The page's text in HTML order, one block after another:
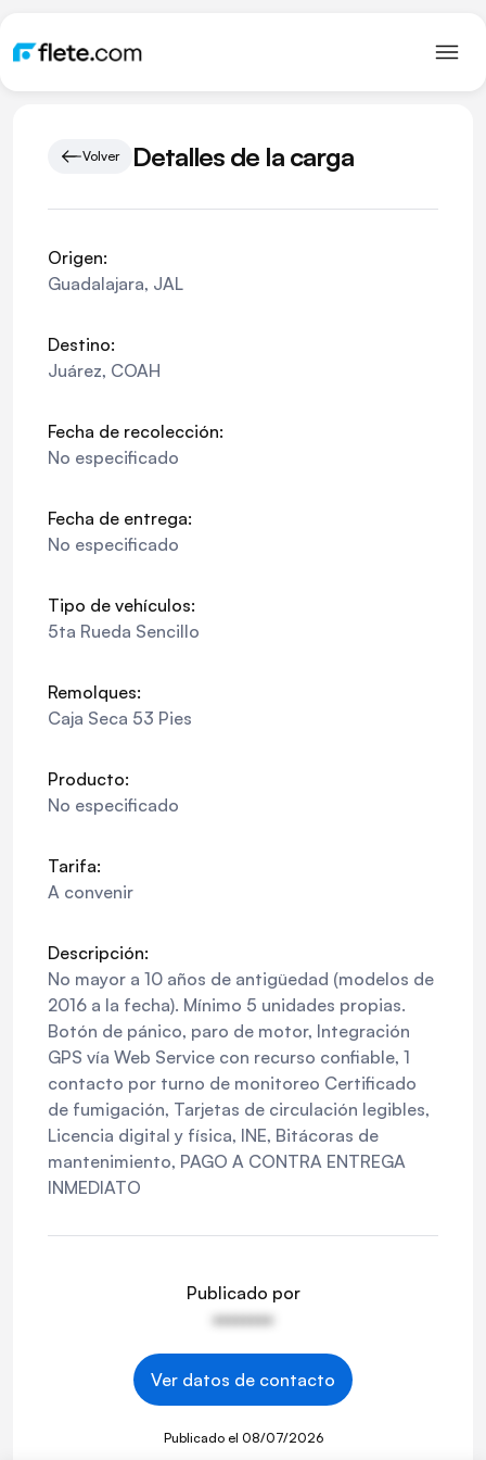
Volver Detalles de la carga
Origen:
Guadalajara, JAL
Destino:
Juárez, COAH
Fecha de recolección:
No especificado
Fecha de entrega:
No especificado
Tipo de vehículos:
5ta Rueda Sencillo
Remolques:
Caja Seca 53 Pies
Producto:
No especificado
Tarifa:
A convenir
Descripción:
No mayor a 10 años de antigüedad (modelos de
2016 a la fecha). Mínimo 5 unidades propias.
Botón de pánico, paro de motor, Integración
GPS vía Web Service con recurso confiable, 1
contacto por turno de monitoreo Certificado
de fumigación, Tarjetas de circulación legibles,
Licencia digital y física, INE, Bitácoras de
mantenimiento, PAGO A CONTRA ENTREGA
INMEDIATO
Publicado por
••••••••
Ver datos de contacto
Publicado el 08/07/2026